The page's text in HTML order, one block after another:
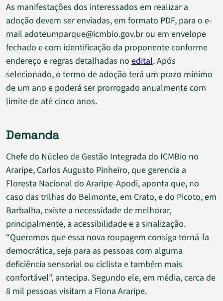
As manifestações dos interessados em realizar a
adoção devem ser enviadas, em formato PDF, para o e-
mail adoteumparque@icmbio.gov.br ou em envelope
fechado e com identificação da proponente conforme
endereço e regras detalhadas no edital. Após
selecionado, o termo de adoção terá um prazo mínimo
de um ano e poderá ser prorrogado anualmente com
limite de até cinco anos.
Demanda
Chefe do Núcleo de Gestão Integrada do ICMBio no
Araripe, Carlos Augusto Pinheiro, que gerencia a
Floresta Nacional do Araripe-Apodi, aponta que, no
caso das trilhas do Belmonte, em Crato, e do Picoto, em
Barbalha, existe a necessidade de melhorar,
principalmente, a acessibilidade e a sinalização.
“Queremos que essa nova roupagem consiga torná-la
democrática, seja para as pessoas com alguma
deficiência sensorial ou ciclista e também mais
confortável”, antecipa. Segundo ele, em média, cerca de
8 mil pessoas visitam a Flona Araripe.